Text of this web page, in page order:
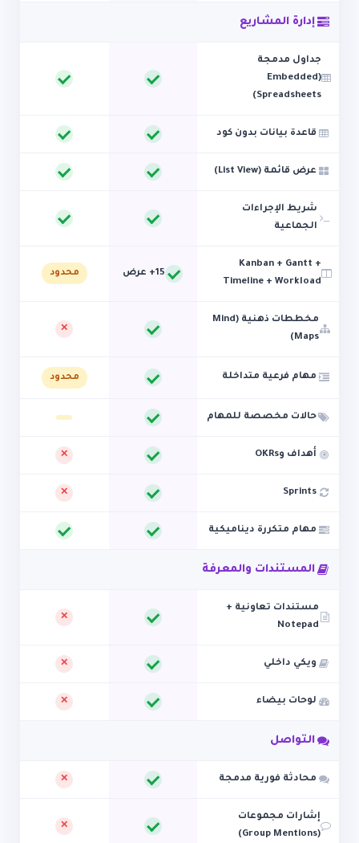
إدارة المشاريع
جداول مدمجة
(Embedded
Spreadsheets)
قاعدة بيانات بدون كود
عرض قائمة (List View)
شريط الإجراءات
الجماعية
Kanban + Gantt +
Timeline + Workload
15+ عرض محدود
مخططات ذهنية (Mind
Maps)
مهام فرعية متداخلة محدود
حالات مخصصة للمهام
أهداف وOKRs
Sprints
مهام متكررة ديناميكية
المستندات والمعرفة
مستندات تعاونية +
Notepad
ويكي داخلي
لوحات بيضاء
التواصل
محادثة فورية مدمجة
إشارات مجموعات
(Group Mentions)